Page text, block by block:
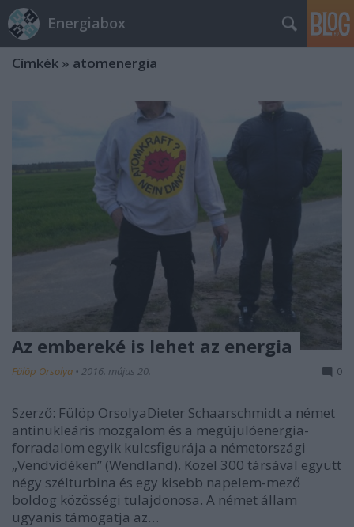
Energiabox
Címkék » atomenergia
Az embereké is lehet az energia
Fülöp Orsolya • 2016. május 20. 0
Szerző: Fülöp OrsolyaDieter Schaarschmidt a német
antinukleáris mozgalom és a megújulóenergia-
forradalom egyik kulcsfigurája a németországi
„Vendvidéken” (Wendland). Közel 300 társával együtt
négy szélturbina és egy kisebb napelem-mező
boldog közösségi tulajdonosa. A német állam
ugyanis támogatja az…